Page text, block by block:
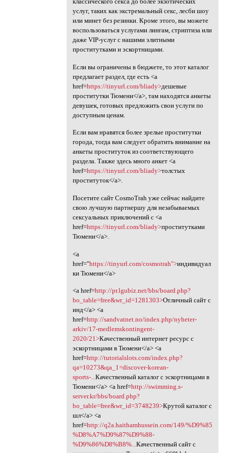
услуг, таких как экстремальный секс, лесби шоу
или минет без резинки. Кроме этого, вы можете
воспользоваться услугами лингам, стриптиза или
даже VIP-услуг с нашими элитными
проститутками и эскортницами.
Если вы ограничены в бюджете, то этот каталог
предлагает раздел, где есть <a
href=https://tinyurl.com/bliady>дешевые
проститутки Тюмени</a>, там находятся анкеты
девушек, готовых предложить свои услуги по
доступным ценам.
Если вам нравятся более зрелые проститутки
города, тогда вам следует обратить внимание на
анкеты проституток из соответствующего
раздела. Также здесь много анкет <a
href=https://tinyurl.com/bliady>толстых
проституток</a>.
Посетите сайт CosmoTrah уже сейчас найдите
свою лучшую партнершу для незабываемых
сексуальных приключений с <a
href=https://tinyurl.com/bliady>проститутками
Тюмени</a>.
<a
href="https://tinyurl.com/cosmotrah">индивидуал
ки Тюмени</a>
<a href=http://pr.lgubiz.net/bbs/board.php?
bo_table=free&wr_id=1281303>Отличный сайт с
инд</a> <a
href=http://sandvatnet.no/index.php/nyheter-
arkiv/17-medlemskontingent-
2020/21>Качественный интернет ресурс с
эскортницами в Тюмени</a> <a
href=http://tutorialslots.com/index.php?
qa=10273&qa_1=discover-korean-
sports-...Качественный каталог с эскортницами в
Тюмени</a> <a href=http://swimming.s-
server.kr/bbs/board.php?
bo_table=free&wr_id=3748239>Крутой каталог с
шл</a> <a
href=http://q2a.haithamhussein.com/149/%D9%85
%D8%A7%D9%87%D9%88-
%D9%86%D8%B8%...Качественный сайт с